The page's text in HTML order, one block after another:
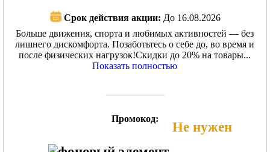
Срок действия акции: До 16.08.2026
Больше движения, спорта и любимых активностей — без
лишнего дискомфорта. Позаботьтесь о себе до, во время и
после физических нагрузок!Скидки до 20% на товары...
Показать полностью
Промокод:
Не нужен